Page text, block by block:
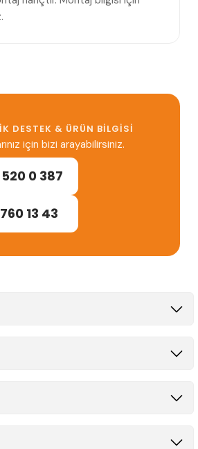
DESTEK & ÜRÜN BILGISI
için bizi arayabilirsiniz.
0 387
13 43